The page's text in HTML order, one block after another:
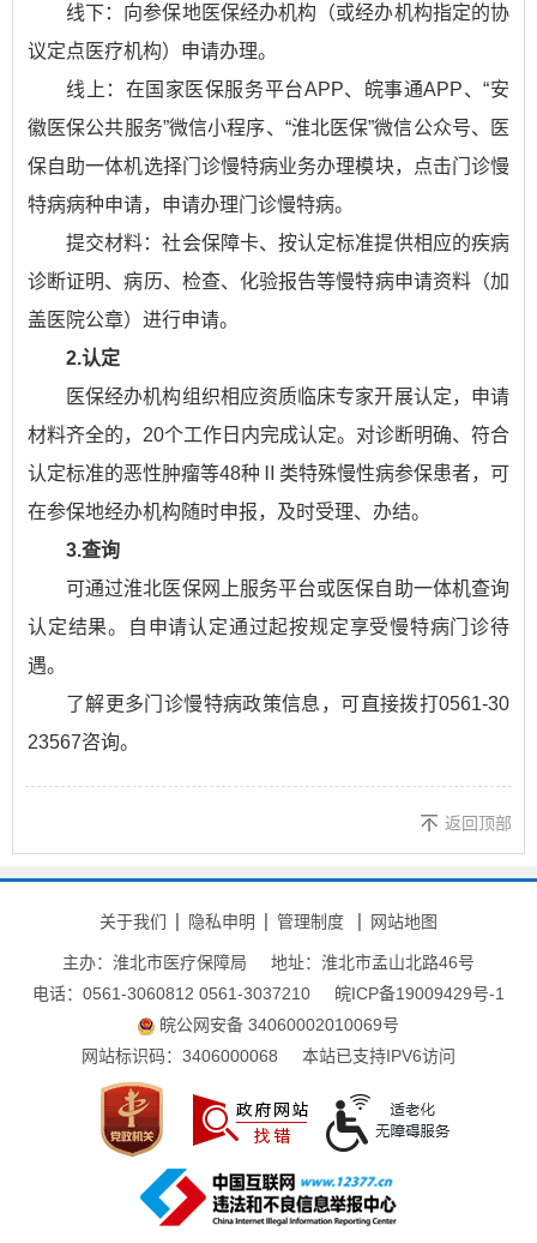
线下：向参保地医保经办机构（或经办机构指定的协
议定点医疗机构）申请办理。
线上：在国家医保服务平台APP、皖事通APP、“安
徽医保公共服务”微信小程序、“淮北医保”微信公众号、医
保自助一体机选择门诊慢特病业务办理模块，点击门诊慢
特病病种申请，申请办理门诊慢特病。
提交材料：社会保障卡、按认定标准提供相应的疾病
诊断证明、病历、检查、化验报告等慢特病申请资料（加
盖医院公章）进行申请。
2.认定
医保经办机构组织相应资质临床专家开展认定，申请
材料齐全的，20个工作日内完成认定。对诊断明确、符合
认定标准的恶性肿瘤等48种Ⅱ类特殊慢性病参保患者，可
在参保地经办机构随时申报，及时受理、办结。
3.查询
可通过淮北医保网上服务平台或医保自助一体机查询
认定结果。自申请认定通过起按规定享受慢特病门诊待
遇。
了解更多门诊慢特病政策信息，可直接拨打0561-30
23567咨询。
返回顶部
关于我们 隐私申明 管理制度 网站地图
主办：淮北市医疗保障局
地址：淮北市孟山北路46号
电话：0561-3060812 0561-3037210
皖ICP备19009429号-1
皖公网安备 34060002010069号
网站标识码：3406000068
本站已支持IPV6访问